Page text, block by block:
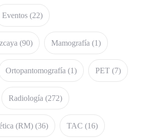
Eventos (22)
(90) Mamografía (1)
Ortopantomografía (1) PET (7)
Radiología (272)
(RM) (36) TAC (16)